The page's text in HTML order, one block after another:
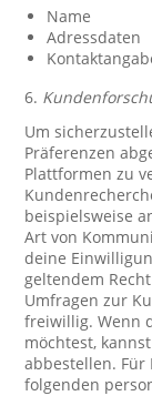
Name
Adressdaten
6.
Um
Präferenzen
Plattformen zu
beispielsweise
Art von
deine
geltendem
Umfragen zur
freiwillig. Wenn
möchtest,
abbestellen. Für
folgenden